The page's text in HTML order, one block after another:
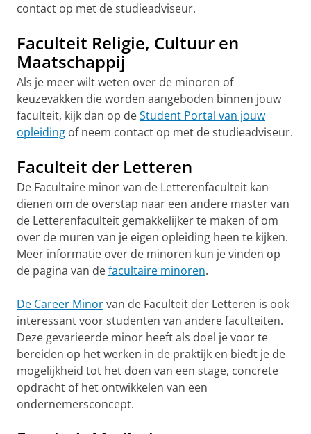
contact op met de studieadviseur.
Faculteit Religie, Cultuur en
Maatschappij
Als je meer wilt weten over de minoren of
keuzevakken die worden aangeboden binnen jouw
faculteit, kijk dan op deStudent Portal van jouw
opleiding of neem contact op met de studieadviseur.
Faculteit der Letteren
De Facultaire minor van de Letterenfaculteit kan
dienen om de overstap naar een andere master van
de Letterenfaculteit gemakkelijker te maken of om
over de muren van je eigen opleiding heen te kijken.
Meer informatie over de minoren kun je vinden op
de pagina van defacultaire minoren.
De Career Minorvan de Faculteit der Letteren is ook
interessant voor studenten van andere faculteiten.
Deze gevarieerde minor heeft als doel je voor te
bereiden op het werken in de praktijk en biedt je de
mogelijkheid tot het doen van een stage, concrete
opdracht of het ontwikkelen van een
ondernemersconcept.